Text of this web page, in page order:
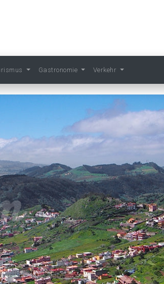
Gastronomie Verkehr